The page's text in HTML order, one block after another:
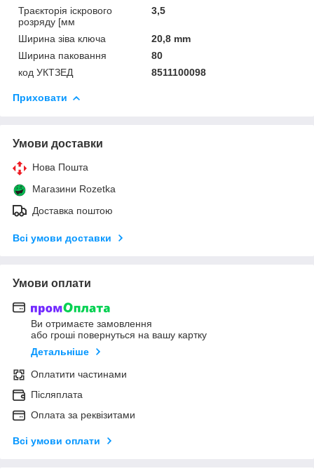
Траєкторія іскрового
розряду [мм
3,5
Ширина зіва ключа
20,8 mm
Ширина паковання
80
код УКТЗЕД
8511100098
Приховати
Умови доставки
Нова Пошта
Магазини Rozetka
Доставка поштою
Всі умови доставки
Умови оплати
Ви отримаєте замовлення
або гроші повернуться на вашу картку
Детальніше
Оплатити частинами
Післяплата
Оплата за реквізитами
Всі умови оплати